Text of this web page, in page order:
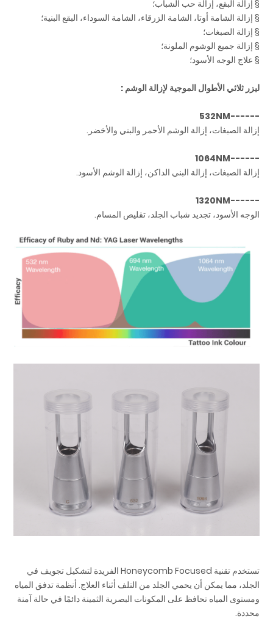
§ إزالة البقع، إزالة حب الشباب؛
§ إزالة الشامة أوتا، الشامة الزرقاء، الشامة السوداء، البقع البنية؛
§ إزالة الصبغات؛
§ إزالة جميع الوشوم الملونة؛
§ علاج الوجه الأسود؛
ليزر ثلاثي الأطوال الموجية لإزالة الوشم :
------532NM
إزالة الصبغات، إزالة الوشم الأحمر والبني والأخضر.
------1064NM
إزالة الصبغات، إزالة البني الداكن، إزالة الوشم الأسود.
------1320NM
الوجه الأسود، تجديد شباب الجلد، تقليص المسام.
تستخدم تقنية Honeycomb Focused الفريدة لتشكيل تجويف في
الجلد، مما يمكن أن يحمي الجلد من التلف أثناء العلاج. أنظمة تدفق المياه
ومستوى المياه تحافظ على المكونات البصرية الثمينة دائمًا في حالة آمنة
محددة.